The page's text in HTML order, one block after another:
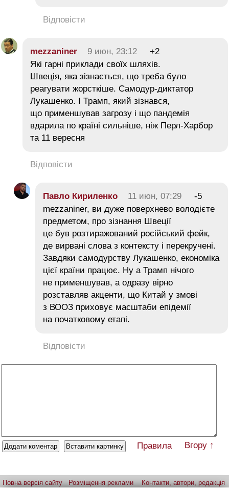
Відповісти
mezzaniner 9 июн, 23:12
+2
Які гарні приклади своїх шляхів.
Швеція, яка зізнається, що треба було
реагувати жорсткіше. Самодур-диктатор
Лукашенко. І Трамп, який зізнався,
що применшував загрозу і що пандемія
вдарила по країні сильніше, ніж Перл-Харбор
та 11 вересня
Відповісти
Павло Кириленко 11 июн, 07:29
-5
mezzaniner, ви дуже поверхнево володієте
предметом, про зізнання Швеції
це був розтиражований російський фейк,
де вирвані слова з контексту і перекручені.
Завдяки самодурству Лукашенко, економіка
цієї країни працює. Ну а Трамп нічого
не применшував, а одразу вірно
розставляв акценти, що Китай у змові
з ВООЗ приховує масштаби епідемії
на початковому етапі.
Відповісти
Правила Вгору ↑
Повна версія сайту Розміщення реклами Контакти, автори, редакція